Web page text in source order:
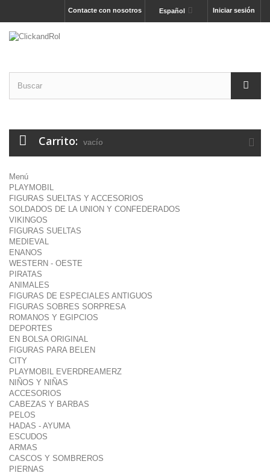
Iniciar sesión
Español
Contacte con nosotros
Carrito: vacío
Menú
PLAYMOBIL
FIGURAS SUELTAS Y ACCESORIOS
SOLDADOS DE LA UNION Y CONFEDERADOS
VIKINGOS
FIGURAS SUELTAS
MEDIEVAL
ENANOS
WESTERN - OESTE
PIRATAS
ANIMALES
FIGURAS DE ESPECIALES ANTIGUOS
FIGURAS SOBRES SORPRESA
ROMANOS Y EGIPCIOS
DEPORTES
EN BOLSA ORIGINAL
FIGURAS PARA BELEN
CITY
PLAYMOBIL EVERDREAMERZ
NIÑOS Y NIÑAS
ACCESORIOS
CABEZAS Y BARBAS
PELOS
HADAS - AYUMA
ESCUDOS
ARMAS
CASCOS Y SOMBREROS
PIERNAS